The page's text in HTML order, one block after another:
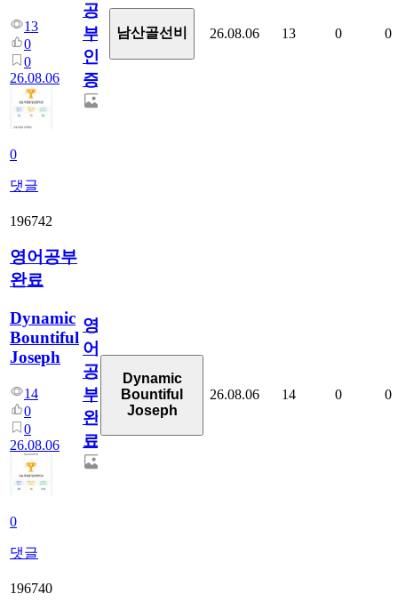
13
0
0
26.08.06
0
댓글
공
부
인
증
남산골선비 26.08.06 13 0 0
196742
영어공부
완료
Dynamic
Bountiful
Joseph
14
0
0
26.08.06
0
댓글
영
어
공
부
완
료
Dynamic
Bountiful
Joseph
26.08.06 14 0 0
196740